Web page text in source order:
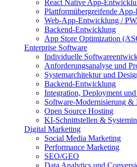
React Native App-
Plattformübergreifende
Web-App-Entwicklung /
Backend-Entwicklung
App Store Optimization
Enterprise Software
Individuelle
Anforderungsanalyse und
Systemarchitektur und
Backend-Entwicklung
Integration, Deployment
Software-Modernisierung &
Open Source Hosting
KI-Schnittstellen &
Digital Marketing
Social Media Marketing
Performance Marketing
SEO/GEO
Data Analytics und